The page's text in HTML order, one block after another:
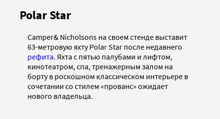
Polar Star
Camper& Nicholsons на своем стенде выставит
63-метровую яхту Polar Star после недавнего
рефита. Яхта с пятью палубами и лифтом,
кинотеатром, спа, тренажерным залом на
борту в роскошном классическом интерьере в
сочетании со стилем «прованс» ожидает
нового владельца.